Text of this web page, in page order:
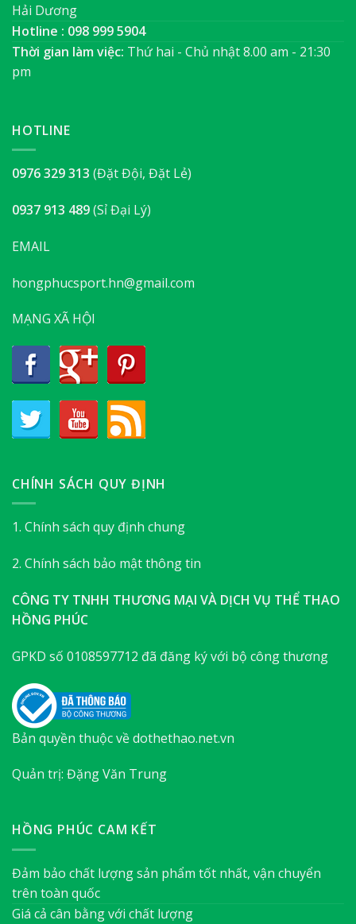
Hải Dương
Hotline : 098 999 5904
Thời gian làm việc: Thứ hai - Chủ nhật 8.00 am - 21:30
pm
HOTLINE
0976 329 313 (Đặt Đội, Đặt Lẻ)
0937 913 489(Sỉ Đại Lý)
EMAIL
hongphucsport.hn@gmail.com
MẠNG XÃ HỘI
CHÍNH SÁCH QUY ĐỊNH
1. Chính sách quy định chung
2. Chính sách bảo mật thông tin
CÔNG TY TNHH THƯƠNG MẠI VÀ DỊCH VỤ THỂ THAO
HỒNG PHÚC
GPKD số 0108597712 đã đăng ký với bộ công thương
Bản quyền thuộc về dothethao.net.vn
Quản trị: Đặng Văn Trung
HỒNG PHÚC CAM KẾT
Đảm bảo chất lượng sản phẩm tốt nhất, vận chuyển
trên toàn quốc
Giá cả cân bằng với chất lượng